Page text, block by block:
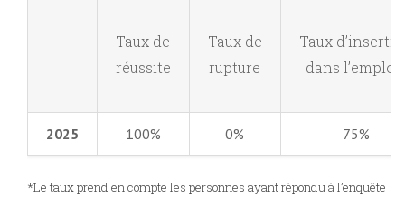
Taux de
réussite
Taux de
rupture
Taux
dans
2025 100% 0% 75%
*Le taux prend en compte les personnes ayant répondu à l’enquête